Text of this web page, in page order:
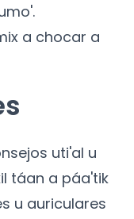
a chocar a
uti'al u
táan a páa'tik
u auriculares